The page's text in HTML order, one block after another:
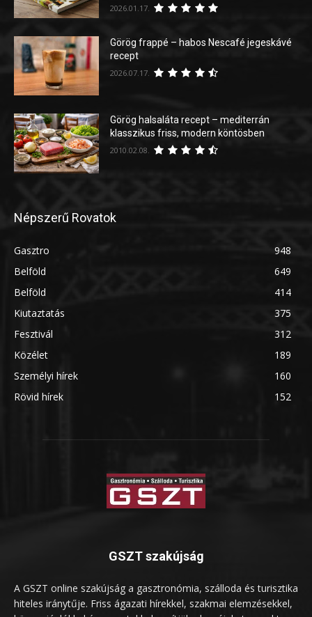
2026.01.17.
Görög frappé – habos Nescafé jegeskávé
recept
2026.07.17.
Görög halsaláta recept – mediterrán
klasszikus friss, modern köntösben
2010.02.08.
Népszerű Rovatok
Gasztro
948
Belföld
649
Belföld
414
Kiutaztatás
375
Fesztivál
312
Közélet
189
Személyi hírek
160
Rövid hírek
152
GSZT szakújság
A GSZT online szakújság a gasztronómia, szálloda és turisztika
hiteles iránytűje. Friss ágazati hírekkel, szakmai elemzésekkel,